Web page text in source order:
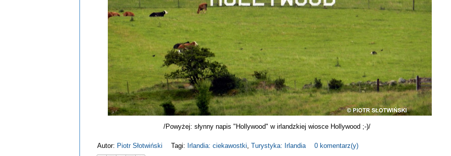
/Powyżej: słynny napis "Hollywood" w irlandzkiej wiosce Hollywood ;-)/
Autor: Piotr Słotwiński Tagi: Irlandia: ciekawostki, Turystyka: Irlandia 0 komentarz(y)